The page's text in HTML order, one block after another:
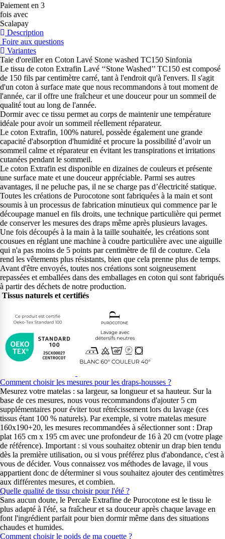
Paiement en 3
fois avec
Scalapay
Description
Foire aux questions
Variantes
Taie d'oreiller en Coton Lavé Stone washed TC150 Sinfonia
Le tissu de coton Extrafin Lavé ‘‘Stone Washed’’ TC150 est composé
de 150 fils par centimètre carré, tant à l'endroit qu'à l'envers. Il s'agit
d'un coton à surface mate que nous recommandons à tout moment de
l'année, car il offre une fraîcheur et une douceur pour un sommeil de
qualité tout au long de l'année.
Dormir avec ce tissu permet au corps de maintenir une température
idéale pour avoir un sommeil réellement réparateur.
Le coton Extrafin, 100% naturel, possède également une grande
capacité d'absorption d'humidité et procure la possibilité d’avoir un
sommeil calme et réparateur en évitant les transpirations et irritations
cutanées pendant le sommeil.
Le coton Extrafin est disponible en dizaines de couleurs et présente
une surface mate et une douceur appréciable. Parmi ses autres
avantages, il ne peluche pas, il ne se charge pas d’électricité statique.
Toutes les créations de Purocotone sont fabriquées à la main et sont
soumis à un processus de fabrication minutieux qui commence par le
découpage manuel en fils droits, une technique particulière qui permet
de conserver les mesures des draps même après plusieurs lavages.
Une fois découpés à la main à la taille souhaitée, les créations sont
cousues en réglant une machine à coudre particulière avec une aiguille
qui n'a pas moins de 5 points par centimètre de fil de couture. Cela
rend les vêtements plus résistants, bien que cela prenne plus de temps.
Avant d'être envoyés, toutes nos créations sont soigneusement
repassées et emballées dans des emballages en coton qui sont fabriqués
à partir des déchets de notre production.
Tissus naturels et certifiés
Comment choisir les mesures pour les draps-housses ?
Mesurez votre matelas : sa largeur, sa longueur et sa hauteur. Sur la
base de ces mesures, nous vous recommandons d'ajouter 5 cm
supplémentaires pour éviter tout rétrécissement lors du lavage (ces
tissus étant 100 % naturels). Par exemple, si votre matelas mesure
160x190+20, les mesures recommandées à sélectionner sont : Drap
plat 165 cm x 195 cm avec une profondeur de 16 à 20 cm (votre plage
de référence). Important : si vous souhaitez obtenir un drap bien tendu
dès la première utilisation, ou si vous préférez plus d'abondance, c'est à
vous de décider. Vous connaissez vos méthodes de lavage, il vous
appartient donc de déterminer si vous souhaitez ajouter des centimètres
aux différentes mesures, et combien.
Quelle qualité de tissu choisir pour l'été ?
Sans aucun doute, le Percale Extrafine de Purocotone est le tissu le
plus adapté à l'été, sa fraîcheur et sa douceur après chaque lavage en
font l'ingrédient parfait pour bien dormir même dans des situations
chaudes et humides.
Comment choisir le poids de ma couette ?